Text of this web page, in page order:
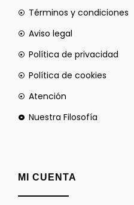
Términos y condiciones
Aviso legal
Política de privacidad
Política de cookies
Atención
Nuestra Filosofía
MI CUENTA